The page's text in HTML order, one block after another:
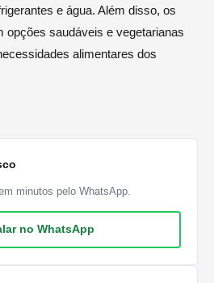
e água. Além disso, os
opções saudáveis e vegetarianas
alimentares dos
minutos pelo WhatsApp.
no WhatsApp